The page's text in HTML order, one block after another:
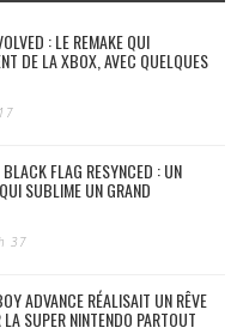
: LE REMAKE QUI
DE LA XBOX, AVEC QUELQUES
FLAG RESYNCED : UN
SUBLIME UN GRAND
37
ADVANCE RÉALISAIT UN RÊVE
SUPER NINTENDO PARTOUT